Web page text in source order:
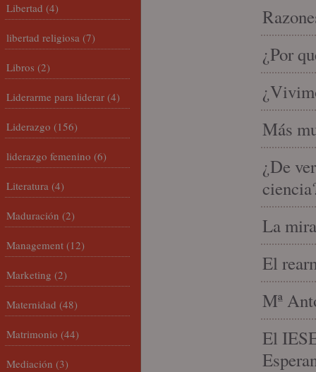
¿Por
Más
¿De
La
El
Mª
El
Libertad (4)
libertad religiosa (7)
Libros (2)
Liderarme para liderar (4)
Liderazgo (156)
liderazgo femenino (6)
Literatura (4)
Maduración (2)
Management (12)
Marketing (2)
Maternidad (48)
Matrimonio (44)
Mediación (3)